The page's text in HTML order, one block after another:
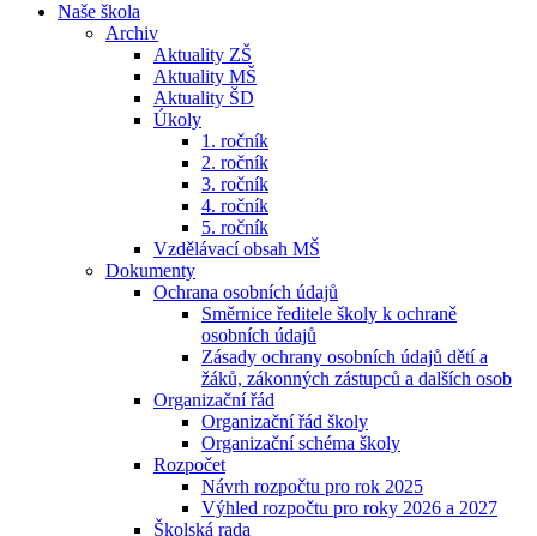
Naše škola
Archiv
Aktuality ZŠ
Aktuality MŠ
Aktuality ŠD
Úkoly
1. ročník
2. ročník
3. ročník
4. ročník
5. ročník
Vzdělávací obsah MŠ
Dokumenty
Ochrana osobních údajů
Směrnice ředitele školy k ochraně
osobních údajů
Zásady ochrany osobních údajů dětí a
žáků, zákonných zástupců a dalších osob
Organizační řád
Organizační řád školy
Organizační schéma školy
Rozpočet
Návrh rozpočtu pro rok 2025
Výhled rozpočtu pro roky 2026 a 2027
Školská rada